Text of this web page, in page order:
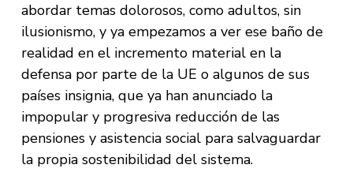
abordar temas dolorosos, como adultos, sin
ilusionismo, y ya empezamos a ver ese baño de
realidad en el incremento material en la
defensa por parte de la UE o algunos de sus
países insignia, que ya han anunciado la
impopular y progresiva reducción de las
pensiones y asistencia social para salvaguardar
la propia sostenibilidad del sistema.